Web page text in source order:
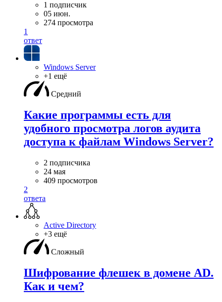
1 подписчик
05 июн.
274 просмотра
1
ответ
Windows Server
+1 ещё
Средний
Какие программы есть для
удобного просмотра логов аудита
доступа к файлам Windows Server?
2 подписчика
24 мая
409 просмотров
2
ответа
Active Directory
+3 ещё
Сложный
Шифрование флешек в домене AD.
Как и чем?